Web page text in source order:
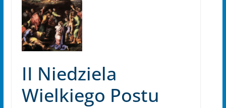
II Niedziela
Wielkiego Postu